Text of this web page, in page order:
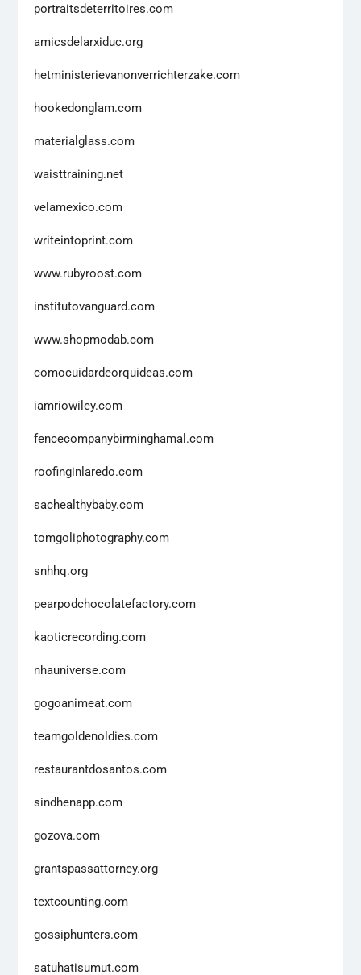
portraitsdeterritoires.com
amicsdelarxiduc.org
hetministerievanonverrichterzake.com
hookedonglam.com
materialglass.com
waisttraining.net
velamexico.com
writeintoprint.com
www.rubyroost.com
institutovanguard.com
www.shopmodab.com
comocuidardeorquideas.com
iamriowiley.com
fencecompanybirminghamal.com
roofinginlaredo.com
sachealthybaby.com
tomgoliphotography.com
snhhq.org
pearpodchocolatefactory.com
kaoticrecording.com
nhauniverse.com
gogoanimeat.com
teamgoldenoldies.com
restaurantdosantos.com
sindhenapp.com
gozova.com
grantspassattorney.org
textcounting.com
gossiphunters.com
satuhatisumut.com